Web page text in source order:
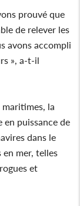
prouvé que
de relever les
avons accompli
», a-t-il
la
en puissance de
dans le
mer, telles
et